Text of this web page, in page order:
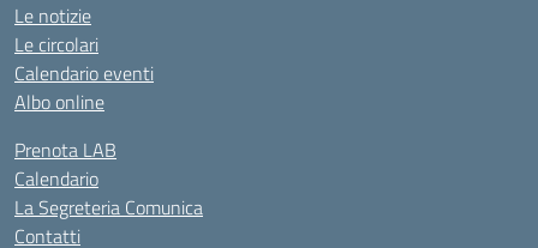
Le notizie
Le circolari
Calendario eventi
Albo online
Prenota LAB
Calendario
La Segreteria Comunica
Contatti